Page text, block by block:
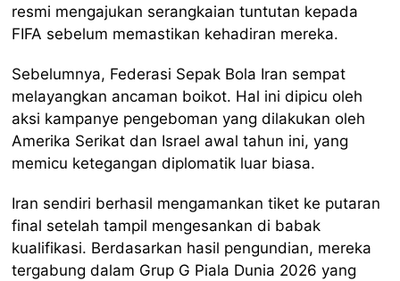
resmi mengajukan serangkaian tuntutan kepada
FIFA sebelum memastikan kehadiran mereka.
Sebelumnya, Federasi Sepak Bola Iran sempat
melayangkan ancaman boikot. Hal ini dipicu oleh
aksi kampanye pengeboman yang dilakukan oleh
Amerika Serikat dan Israel awal tahun ini, yang
memicu ketegangan diplomatik luar biasa.
Iran sendiri berhasil mengamankan tiket ke putaran
final setelah tampil mengesankan di babak
kualifikasi. Berdasarkan hasil pengundian, mereka
tergabung dalam Grup G Piala Dunia 2026 yang